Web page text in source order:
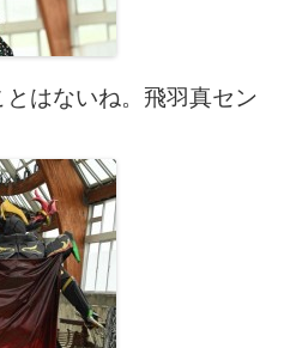
はないね。飛羽真セン